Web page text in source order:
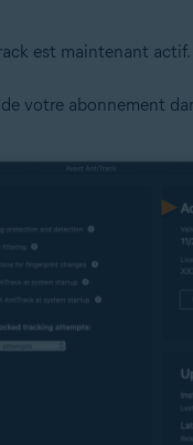
est maintenant actif.
votre abonnement